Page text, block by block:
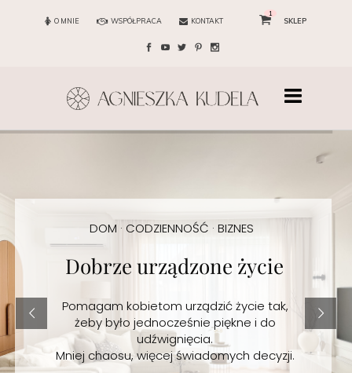
O MNIE WSPÓŁPRACA KONTAKT
1
SKLEP
DOM · CODZIENNOŚĆ · BIZNES
Dobrze urządzone życie
Pomagam kobietom urządzić życie tak,
żeby było jednocześnie piękne i do
udźwignięcia.
Mniej chaosu, więcej świadomych decyzji.